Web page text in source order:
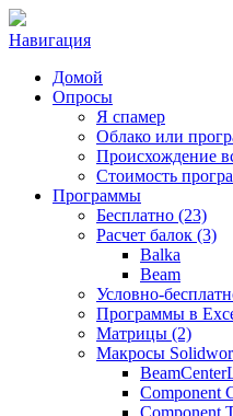
Навигация
Домой
Опросы
Я спамер
Облако или
Происхождение
Стоимость
Программы
Бесплатно (23)
Расчет балок (3)
Balka
Beam
Условно-
Программы в
Матрицы (2)
Макросы
Component
Component